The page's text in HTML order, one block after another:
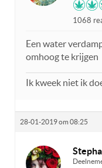
1068
Een water
omhoog te krijgen
Ik kweek niet ik
28-01-2019 om 08:25